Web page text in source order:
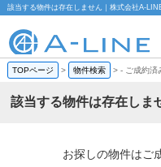
該当する物件は存在しません｜株式会社A-
TOPページ > 物件検索 >- ご成約済
該当する物件は存在しま
お探しの物件はご